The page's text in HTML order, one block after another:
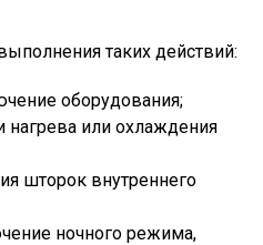
таких действий:
оборудования;
нагрева или охлаждения
шторок внутреннего
ночного режима,